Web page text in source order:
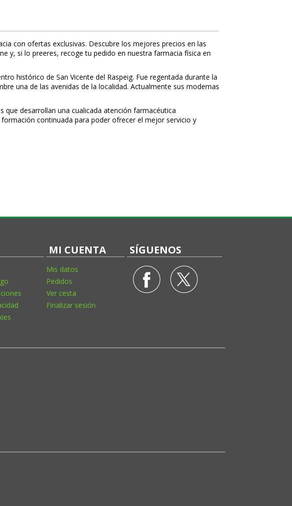
con ofertas exclusivas. Descubre los mejores precios en las
y, si lo prefieres, recoge tu pedido en nuestra farmacia física en
histórico de San Vicente del Raspeig. Fue regentada durante la
una de las avenidas de la localidad. Actualmente sus modernas
desarrollan una cualificada atención farmacéutica
continuada para poder ofrecer el mejor servicio y
MI CUENTA
Mis datos
Pedidos
Ver cesta
Finalizar sesión
SÍGUENOS